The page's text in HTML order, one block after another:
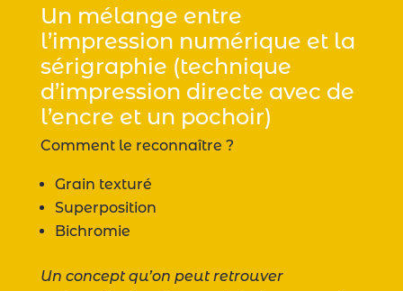
Un mélange entre
l’impression numérique et la
sérigraphie (technique
d’impression directe avec de
l’encre et un pochoir)
Comment le reconnaître ?
Grain texturé
Superposition
Bichromie
Un concept qu’on peut retrouver